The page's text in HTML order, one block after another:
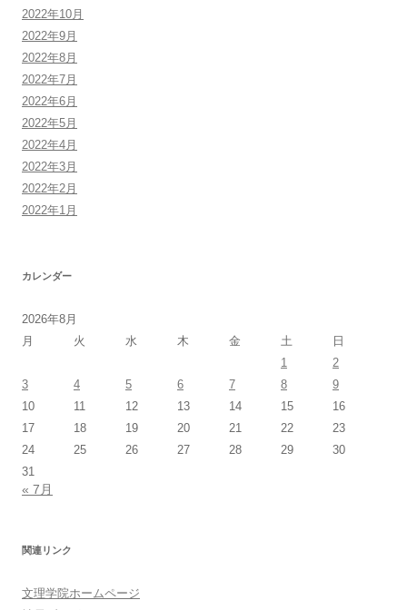
2022年10月
2022年9月
2022年8月
2022年7月
2022年6月
2022年5月
2022年4月
2022年3月
2022年2月
2022年1月
カレンダー
2026年8月
月
火 水 木 金 土
日
1
2
3
4 5 6 7 8
9
10
11 12 13 14 15
16
17
18 19 20 21 22
23
24
25 26 27 28 29
30
31
« 7月
関連リンク
文理学院ホームページ